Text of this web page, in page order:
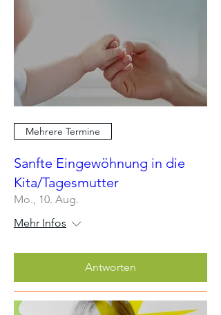
Mehrere Termine
Sanfte Eingewöhnung in die
Kita/Tagesmutter
Mo., 10. Aug.
Mehr Infos
Antworten